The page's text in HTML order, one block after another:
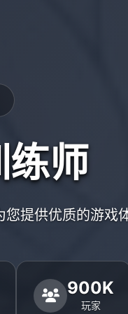
师
提供优质的游戏
900K
玩家